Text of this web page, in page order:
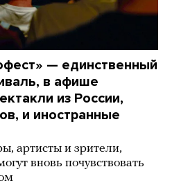
— единственный
в афише
из России,
и иностранные
артисты и зрители,
вновь почувствовать